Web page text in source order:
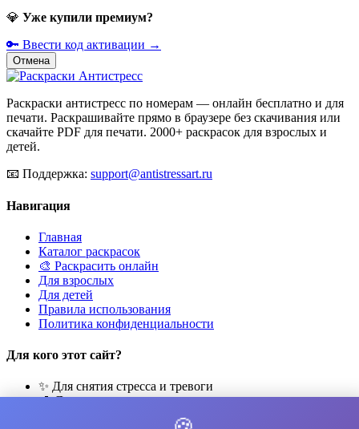
💎 Уже купили премиум?
🔑 Ввести код активации →
Отмена
Раскраски антистресс по номерам — онлайн бесплатно и для
печати. Раскрашивайте прямо в браузере без скачивания или
скачайте PDF для печати. 2000+ раскрасок для взрослых и
детей.
📧 Поддержка: support@antistressart.ru
Навигация
Главная
Каталог раскрасок
🎨 Раскрасить онлайн
Для взрослых
Для детей
Правила использования
Политика конфиденциальности
Для кого этот сайт?
✨ Для снятия стресса и тревоги
🎨 Для развития креативности
🧘 Для медитации и расслабления